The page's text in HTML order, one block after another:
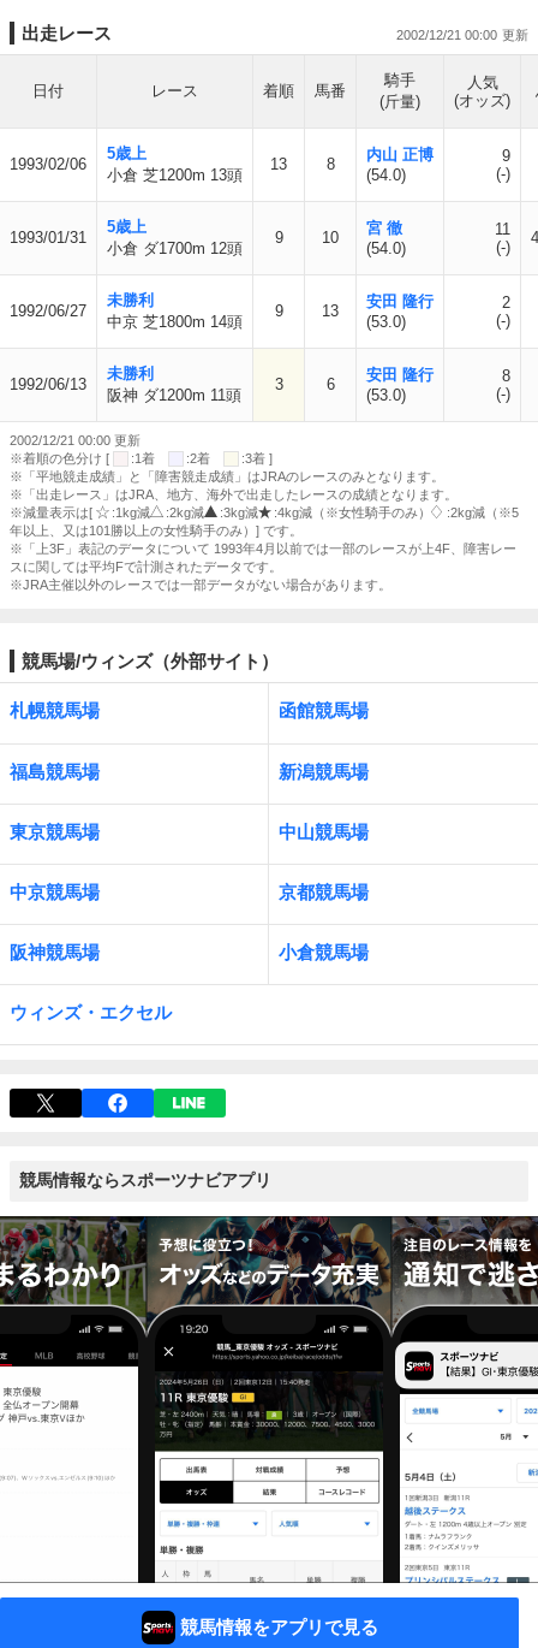
出走レース 2002/12/21 00:00
日付 レース 着順 馬番
騎手
(斤量)
人気
(オッズ)
1993/02/06
5歳上
小倉 芝1200m 13頭
13 8
内山 正博
(54.0)
9
(-)
1993/01/31
5歳上
小倉 ダ1700m 12頭
9 10
宮 徹
(54.0)
11
(-)
1992/06/27
未勝利
中京 芝1800m 14頭
9 13
安田 隆行
(53.0)
2
(-)
1992/06/13
未勝利
阪神 ダ1200m 11頭
3 6
安田 隆行
(53.0)
8
(-)
2002/12/21 00:00 更新
※着順の色分け [
:1着 :2着
:3着 ]
※「平地競走成績」と「障害競走成績」はJRAのレースのみとなります。
※「出走レース」はJRA、地方、海外で出走したレースの成績となります。
※減量表示は[
:1kg減 :2kg減 :3kg減 :4kg減（※女性騎手のみ）
:2kg減（※5
年以上、又は101勝以上の女性騎手のみ）] です。
※「上3F」表記のデータについて 1993年4月以前では一部のレースが上4F、障害レー
スに関しては平均Fで計測されたデータです。
※JRA主催以外のレースでは一部データがない場合があります。
競馬場/ウィンズ（外部サイト）
札幌競馬場 函館競馬場
福島競馬場 新潟競馬場
東京競馬場 中山競馬場
中京競馬場 京都競馬場
阪神競馬場 小倉競馬場
ウィンズ・エクセル
競馬情報ならスポーツナビアプリ
競馬情報をアプリで見る